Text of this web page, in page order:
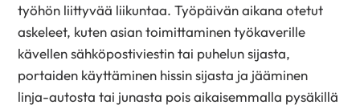
työhön liittyvää liikuntaa. Työpäivän aikana otetut
askeleet, kuten asian toimittaminen työkaverille
kävellen sähköpostiviestin tai puhelun sijasta,
portaiden käyttäminen hissin sijasta ja jääminen
linja-autosta tai junasta pois aikaisemmalla pysäkillä